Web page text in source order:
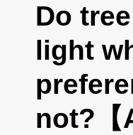
Do
light
not?【